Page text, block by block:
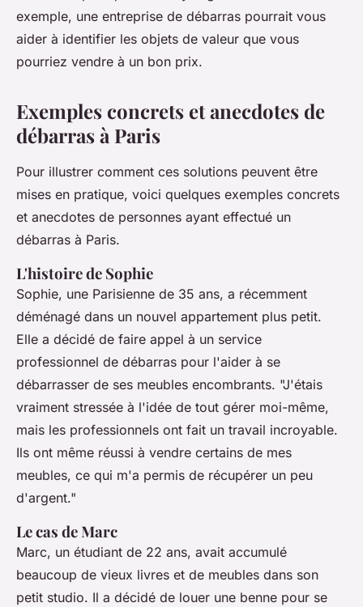
exemple, une entreprise de débarras pourrait vous
aider à identifier les objets de valeur que vous
pourriez vendre à un bon prix.
Exemples concrets et anecdotes de
débarras à Paris
Pour illustrer comment ces solutions peuvent être
mises en pratique, voici quelques exemples concrets
et anecdotes de personnes ayant effectué un
débarras à Paris.
L'histoire de Sophie
Sophie, une Parisienne de 35 ans, a récemment
déménagé dans un nouvel appartement plus petit.
Elle a décidé de faire appel à un service
professionnel de débarras pour l'aider à se
débarrasser de ses meubles encombrants. "J'étais
vraiment stressée à l'idée de tout gérer moi-même,
mais les professionnels ont fait un travail incroyable.
Ils ont même réussi à vendre certains de mes
meubles, ce qui m'a permis de récupérer un peu
d'argent."
Le cas de Marc
Marc, un étudiant de 22 ans, avait accumulé
beaucoup de vieux livres et de meubles dans son
petit studio. Il a décidé de louer une benne pour se